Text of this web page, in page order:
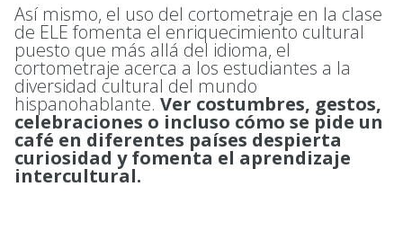
Así mismo, el uso del cortometraje en la clase
de ELE fomenta el enriquecimiento cultural
puesto que más allá del idioma, el
cortometraje acerca a los estudiantes a la
diversidad cultural del mundo
hispanohablante. Ver costumbres, gestos,
celebraciones o incluso cómo se pide un
café en diferentes países despierta
curiosidad y fomenta el aprendizaje
intercultural.